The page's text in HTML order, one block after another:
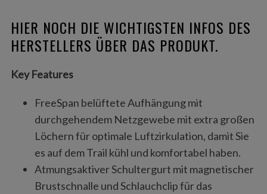
HIER NOCH DIE WICHTIGSTEN INFOS DES
HERSTELLERS ÜBER DAS PRODUKT.
Key Features
FreeSpan belüftete Aufhängung mit
durchgehendem Netzgewebe mit extra großen
Löchern für optimale Luftzirkulation, damit Sie
es auf dem Trail kühl und komfortabel haben.
Atmungsaktiver Schultergurt mit magnetischer
Brustschnalle und Schlauchclip für das